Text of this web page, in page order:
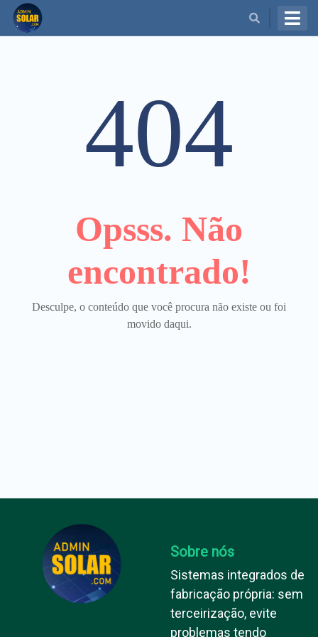
404
Opsss. Não
encontrado!
Desculpe, o conteúdo que você procura não existe ou foi
movido daqui.
Sobre nós
Sistemas integrados de
fabricação própria: sem
terceirização, evite
problemas tendo